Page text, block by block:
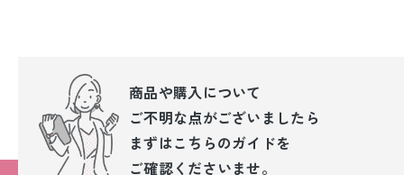
商品や購入について
ご不明な点がございましたら
まずはこちらのガイドを
ご確認くださいませ。